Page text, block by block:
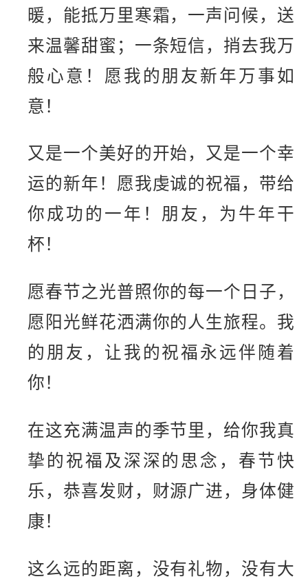
暖，能抵万里寒霜，一声问候，送
来温馨甜蜜；一条短信，捎去我万
般心意！愿我的朋友新年万事如
意！
又是一个美好的开始，又是一个幸
运的新年！愿我虔诚的祝福，带给
你成功的一年！朋友，为牛年干
杯！
愿春节之光普照你的每一个日子，
愿阳光鲜花洒满你的人生旅程。我
的朋友，让我的祝福永远伴随着
你！
在这充满温声的季节里，给你我真
挚的祝福及深深的思念，春节快
乐，恭喜发财，财源广进，身体健
康！
这么远的距离，没有礼物，没有大